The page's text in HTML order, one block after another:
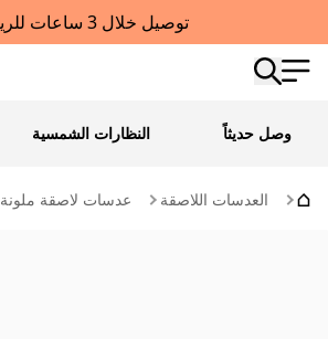
توصيل خلال 3 ساعات للرياض
وصل حديثاً النظارات الشمسية
العدسات اللاصقة عدسات لاصقة ملونة